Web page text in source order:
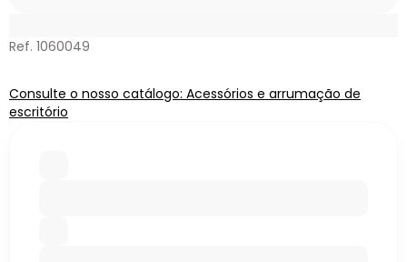
Ref. 1060049
Consulte o nosso catálogo: Acessórios e arrumação de
escritório